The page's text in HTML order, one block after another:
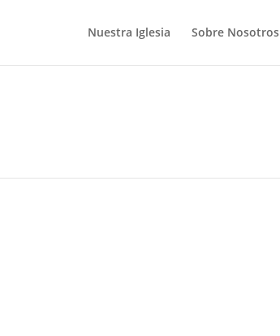
Nuestra Iglesia Sobre Nosotros